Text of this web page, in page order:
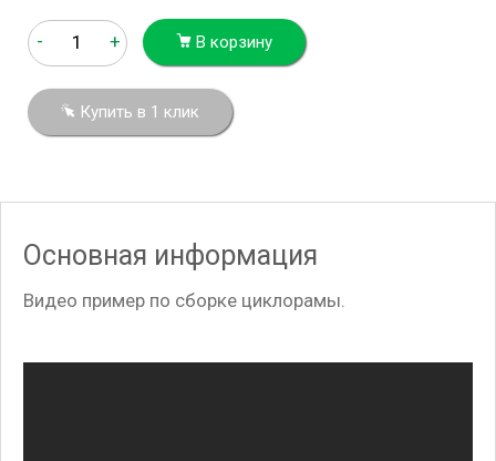
- + В корзину
Купить в 1 клик
Основная информация
Видео пример по сборке циклорамы.